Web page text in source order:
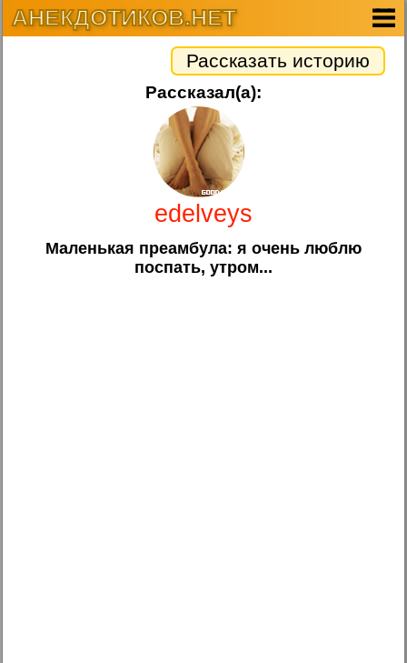
АНЕКДОТИКОВ.НЕТ
Рассказать историю
Рассказал(а):
edelveys
Маленькая преамбула: я очень люблю
поспать, утром...